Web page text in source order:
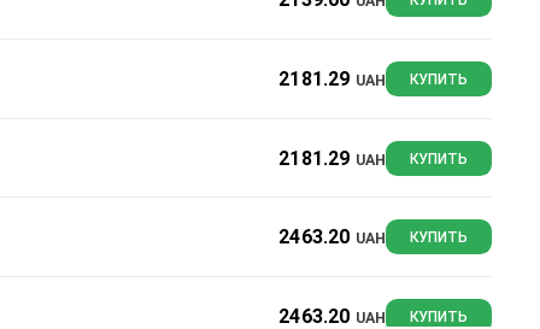
2181.29 UAH КУПИТЬ
2181.29 UAH КУПИТЬ
2463.20 UAH КУПИТЬ
2463.20 UAH КУПИТЬ